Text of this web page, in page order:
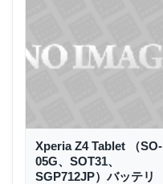
Xperia Z4 Tablet （SO-
05G、SOT31、
SGP712JP）バッテリ